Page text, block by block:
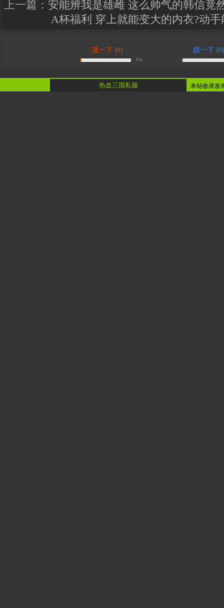
上一篇： 安能辨我是雄雌 这么帅气的韩信竟
A杯福利 穿上就能变大的内衣?动
顶一下 (0)
0%
踩一下 (0)
热血三国私服 本站收录发